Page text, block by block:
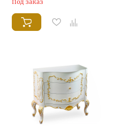
Под заказ